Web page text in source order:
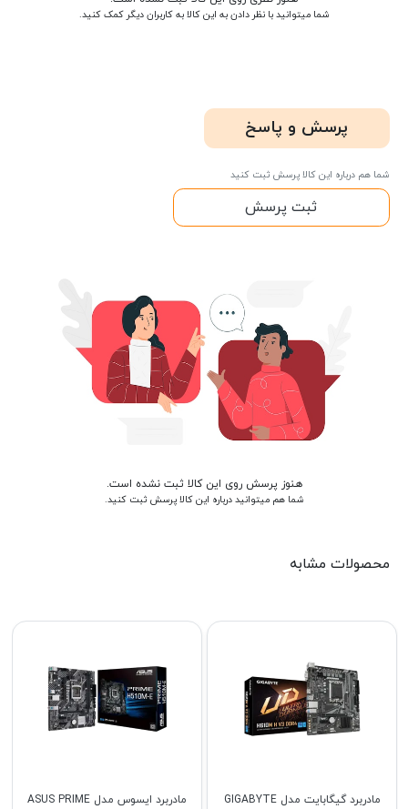
شما میتوانید با نظر دادن به این کالا به کاربران دیگر کمک کنید.
پرسش و پاسخ
شما هم درباره این کالا پرسش ثبت کنید
ثبت پرسش
هنوز پرسش روی این کالا ثبت نشده است.
شما هم میتوانید درباره این کالا پرسش ثبت کنید.
محصولات مشابه
مادربرد ایسوس مدل ASUS PRIME
مادربرد گیگابایت مدل GIGABYTE